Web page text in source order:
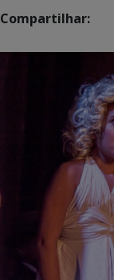
Compartilhar: